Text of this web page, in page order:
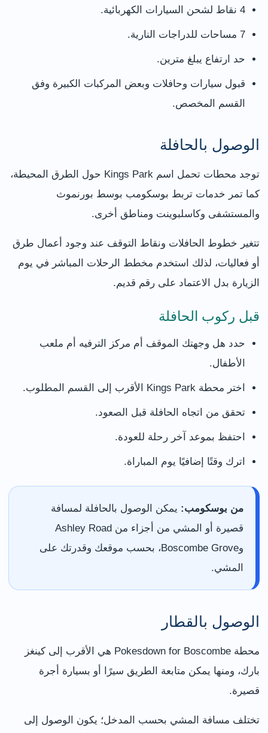
4 نقاط لشحن السيارات الكهربائية.
7 مساحات للدراجات النارية.
حد ارتفاع يبلغ مترين.
قبول سيارات وحافلات وبعض المركبات الكبيرة وفق
القسم المخصص.
الوصول بالحافلة
توجد محطات تحمل اسم Kings Park حول الطرق المحيطة،
كما تمر خدمات تربط بوسكومب بوسط بورنموث
والمستشفى وكاسلبوينت ومناطق أخرى.
تتغير خطوط الحافلات ونقاط التوقف عند وجود أعمال طرق
أو فعاليات، لذلك استخدم مخطط الرحلات المباشر في يوم
الزيارة بدل الاعتماد على رقم قديم.
قبل ركوب الحافلة
حدد هل وجهتك الموقف أم مركز الترفيه أم ملعب
الأطفال.
اختر محطة Kings Park الأقرب إلى القسم المطلوب.
تحقق من اتجاه الحافلة قبل الصعود.
احتفظ بموعد آخر رحلة للعودة.
اترك وقتًا إضافيًا يوم المباراة.
من بوسكومب: يمكن الوصول بالحافلة لمسافة
قصيرة أو المشي من أجزاء من Ashley Road
وBoscombe Grove، بحسب موقعك وقدرتك على
المشي.
الوصول بالقطار
محطة Pokesdown for Boscombe هي الأقرب إلى كينغز
بارك، ومنها يمكن متابعة الطريق سيرًا أو بسيارة أجرة
قصيرة.
تختلف مسافة المشي بحسب المدخل؛ يكون الوصول إلى